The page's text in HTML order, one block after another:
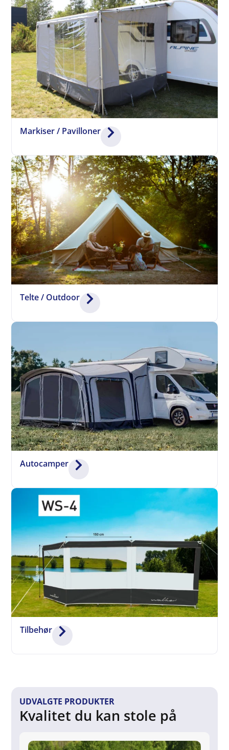
Markiser / Pavilloner
Telte / Outdoor
Autocamper
Tilbehør
UDVALGTE PRODUKTER
Kvalitet du kan stole på